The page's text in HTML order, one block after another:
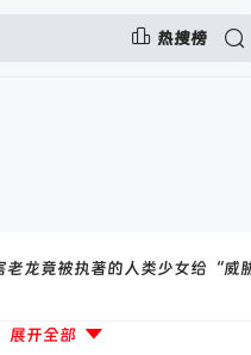
热搜榜
老龙竟被执著的人类少女给“
展开全部